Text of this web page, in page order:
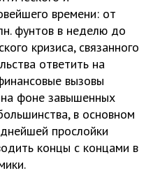
времени: от
фунтов в неделю до
кризиса, связанного
ответить на
вызовы
фоне завышенных
в основном
прослойки
концы с концами в